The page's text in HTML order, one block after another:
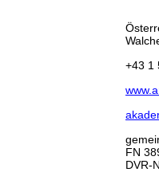
+43 1
FN
DVR-